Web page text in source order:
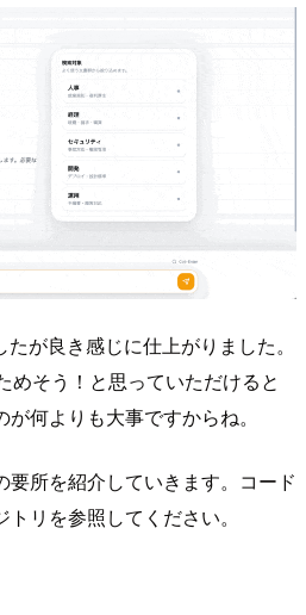
が良き感じに仕上がりました。
めそう！と思っていただけると
何よりも大事ですからね。
要所を紹介していきます。コード
リを参照してください。